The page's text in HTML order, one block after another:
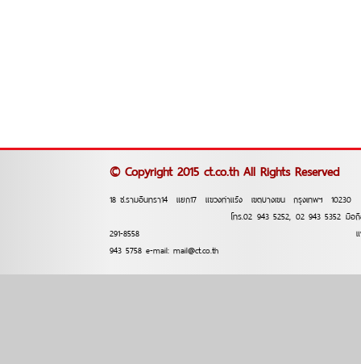
© Copyright 2015 ct.co.th All Rights Reserved
18 ซ.รามอินทรา14 แยก17 แขวงท่าแร้ง เขตบางเขน กรุงเทพฯ
โทร.02 943 5252, 02 943 5352 มือถือ
291-8558 แฟ็กซ์
943 5758 e-mail: mail@ct.co.th